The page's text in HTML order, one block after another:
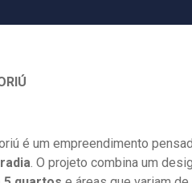
é um empreendimento
. O projeto combina um